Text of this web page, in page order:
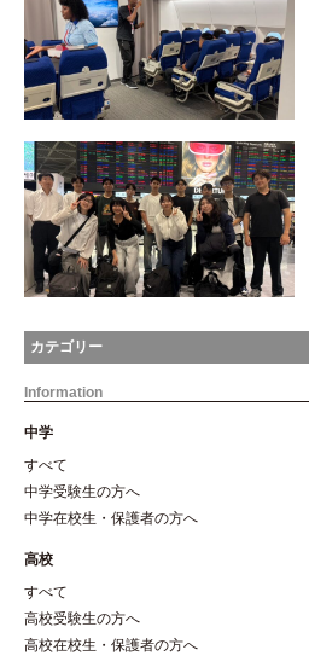
カテゴリー
Information
中学
すべて
中学受験生の方へ
中学在校生・保護者の方へ
高校
すべて
高校受験生の方へ
高校在校生・保護者の方へ